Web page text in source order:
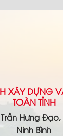
XÂY DỰNG
TOÀN TỈNH
Hưng Đạo,
Ninh Bình